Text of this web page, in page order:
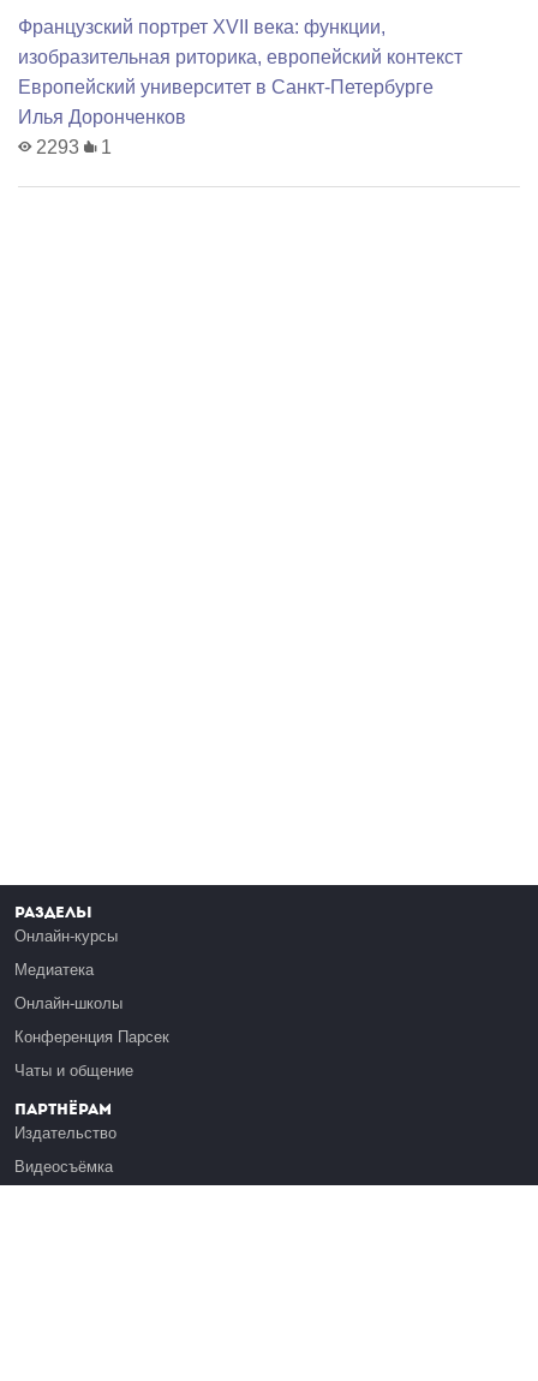
Французский портрет XVII века: функции,
изобразительная риторика, европейский контекст
Европейский университет в Санкт-Петербурге
Илья Доронченков
2293
1
Разделы
Онлайн-курсы
Медиатека
Онлайн-школы
Конференция Парсек
Чаты и общение
Партнёрам
Издательство
Видеосъёмка